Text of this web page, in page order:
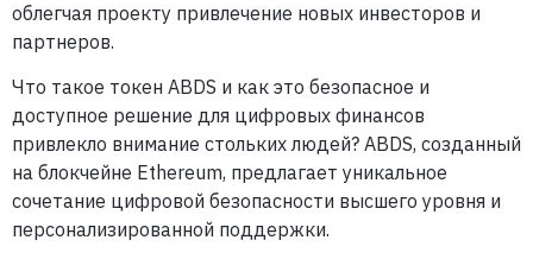
облегчая проекту привлечение новых инвесторов и
партнеров.
Что такое токен ABDS и как это безопасное и
доступное решение для цифровых финансов
привлекло внимание стольких людей? ABDS, созданный
на блокчейне Ethereum, предлагает уникальное
сочетание цифровой безопасности высшего уровня и
персонализированной поддержки.